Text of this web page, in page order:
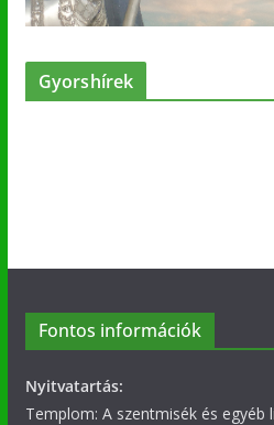
Gyorshírek
Fontos információk
Nyitvatartás:
Templom: A szentmisék és